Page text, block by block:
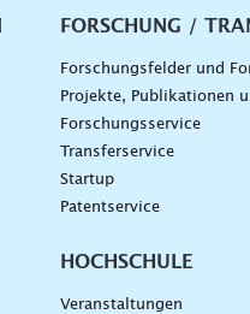
FORSCHUNG /
Forschungsfelder und
Projekte, Publikationen
Forschungsservice
Transferservice
Startup
Patentservice
HOCHSCHULE
Veranstaltungen